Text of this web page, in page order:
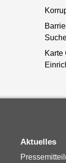
Karte
Aktuelles